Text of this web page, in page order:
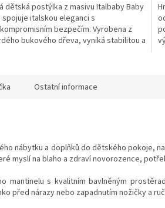
dětská postýlka z masivu Italbaby Baby
spojuje italskou eleganci s
bezpečím. Vyrobena z
bukového dřeva, vyniká stabilitou a
Ostatní informace
nábytku a doplňků do dětského pokoje,
myslí na blaho a zdraví novorozence,
mantinelu s kvalitním bavlněným
před nárazy nebo zapadnutím nožičky a